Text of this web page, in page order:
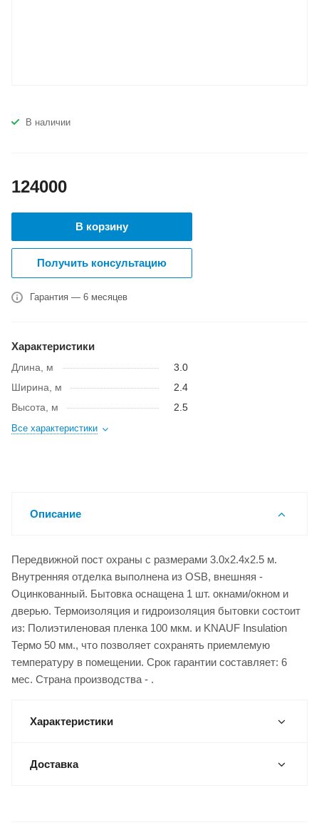
В наличии
124000
В корзину
Получить консультацию
Гарантия — 6 месяцев
Характеристики
Длина, м
3.0
Ширина, м
2.4
Высота, м
2.5
Все характеристики
Описание
Передвижной пост охраны с размерами 3.0x2.4x2.5 м.
Внутренняя отделка выполнена из OSB, внешняя -
Оцинкованный. Бытовка оснащена 1 шт. окнами/окном и
дверью. Термоизоляция и гидроизоляция бытовки состоит
из: Полиэтиленовая пленка 100 мкм. и KNAUF Insulation
Термо 50 мм., что позволяет сохранять приемлемую
температуру в помещении. Срок гарантии составляет: 6
мес. Страна производства - .
Характеристики
Доставка